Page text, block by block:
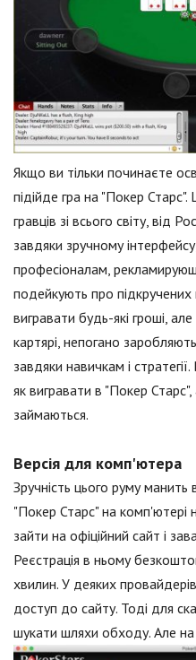
Якщо ви тільки починаєте
підійде гра на "Покер
гравців зі всього світу, від
завдяки зручному
професіоналам,
подейкують про
вигравати будь-які гроші,
картярі, непогано
завдяки навичкам і
як вигравати в "Покер Старс",
займаються.
Версія для комп'ютера
Зручність цього руму манить
"Покер Старс" на комп'ютері
зайти на офіційний сайт і
Реєстрація в ньому
хвилин. У деяких
доступ до сайту. Тоді для
шукати шляхи обходу. Але